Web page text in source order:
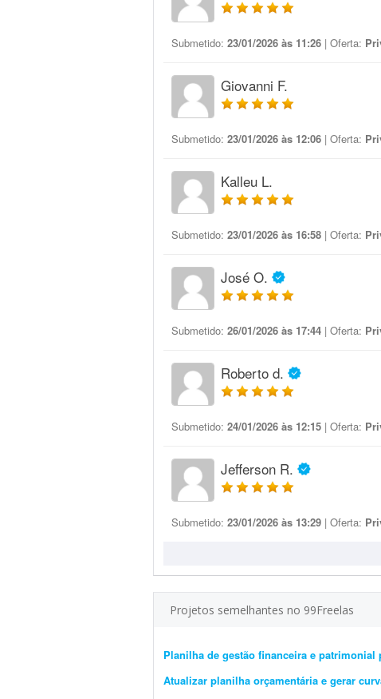
Submetido: 23/01/2026 às 11:26 | Oferta:
Giovanni F.
Submetido: 23/01/2026 às 12:06 | Oferta:
Kalleu L.
Submetido: 23/01/2026 às 16:58 | Oferta:
José O.
Submetido: 26/01/2026 às 17:44 | Oferta:
Roberto d.
Submetido: 24/01/2026 às 12:15 | Oferta:
Jefferson R.
Submetido: 23/01/2026 às 13:29 | Oferta:
Projetos semelhantes no 99Freelas
Planilha de gestão financeira e patrimonial
Atualizar planilha orçamentária e gerar